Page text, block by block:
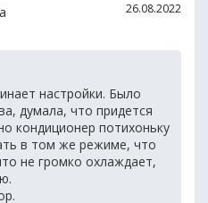
26.08.2022
настройки. Было
думала, что придется
кондиционер потихоньку
в том же режиме, что
не громко охлаждает,